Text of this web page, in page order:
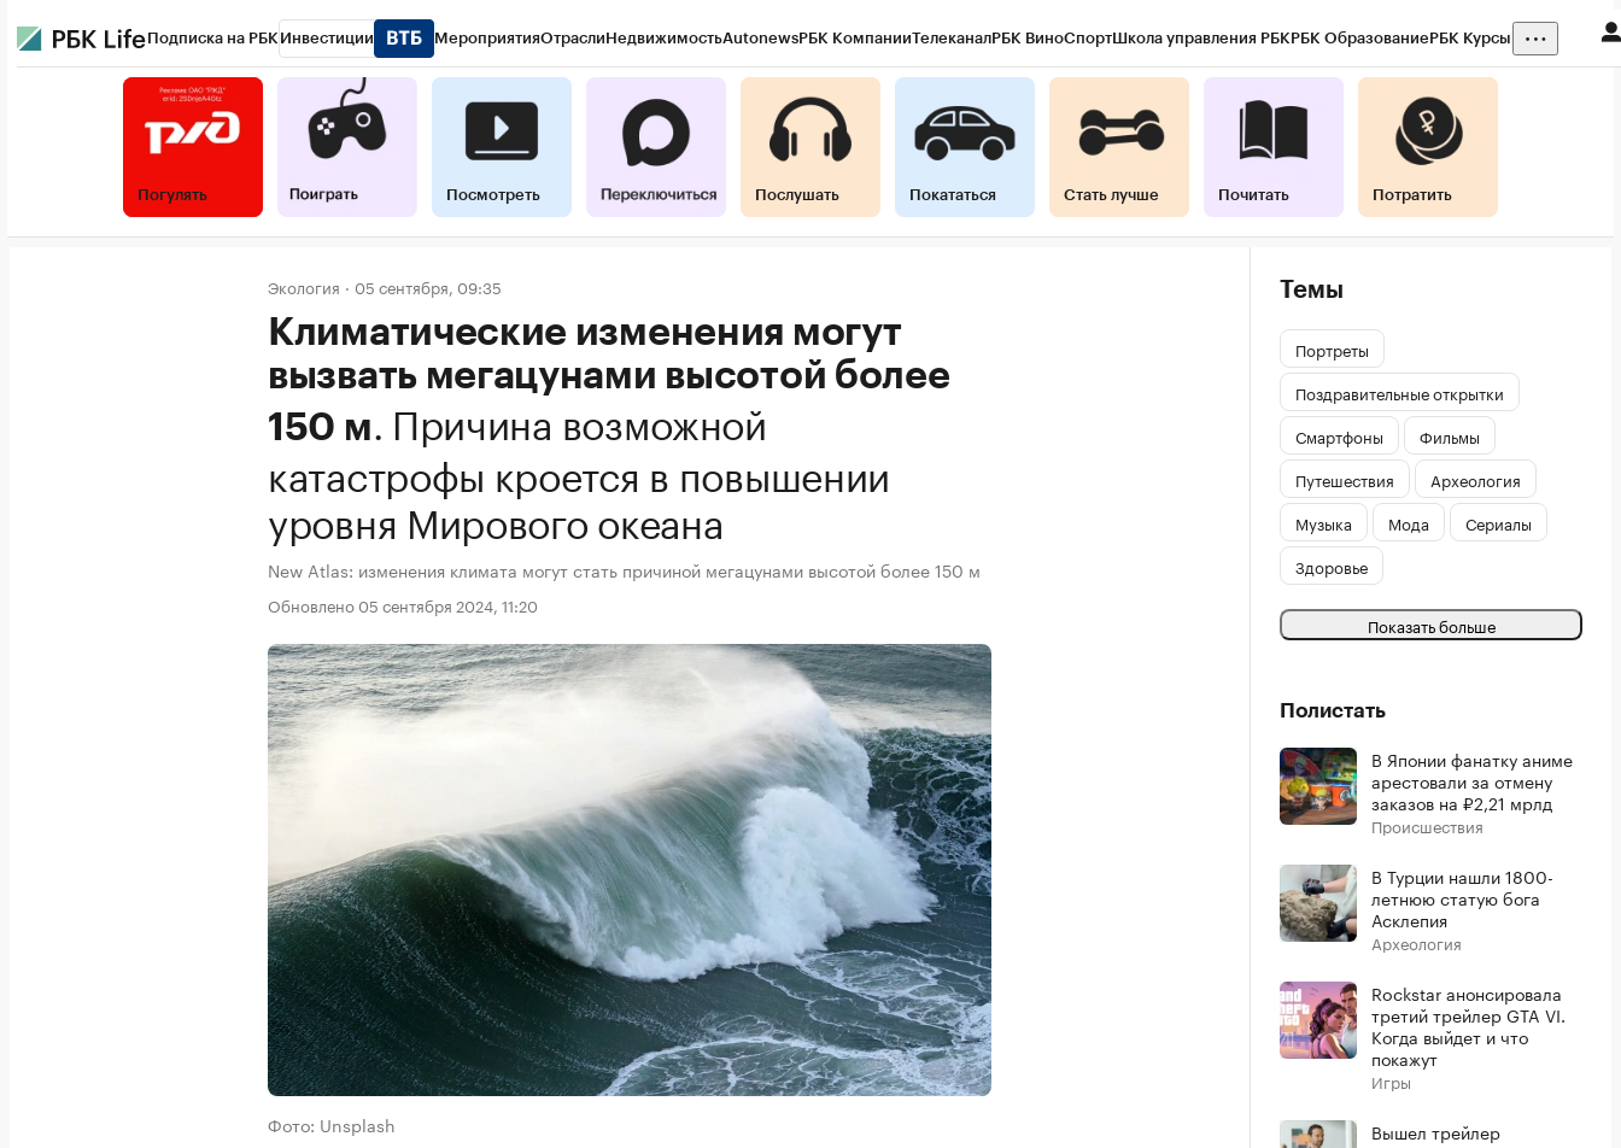
Подписка на РБК Инвестиции МероприятияОтраслиНедвижимостьAutonewsРБК КомпанииТелеканалРБК ВиноСпортШкола управления РБКРБК ОбразованиеРБК Курсы
Погулять Посмотреть Послушать Покататься Стать лучше Почитать Потратить
Экология 05 сентября, 09:35
Климатические изменения могут
вызвать мегацунами высотой более
150 м. Причина возможной
катастрофы кроется в повышении
уровня Мирового океана
New Atlas: изменения климата могут стать причиной мегацунами высотой более 150 м
Обновлено 05 сентября 2024, 11:20
Фото: Unsplash
Темы
Портреты
Поздравительные открытки
Смартфоны
Фильмы
Путешествия
Археология
Музыка
Мода
Сериалы
Здоровье
Показать больше
Полистать
В Японии фанатку аниме
арестовали за отмену
заказов на ₽2,21 мрлд
Происшествия
В Турции нашли 1800-
летнюю статую бога
Асклепия
Археология
Rockstar анонсировала
третий трейлер GTA VI.
Когда выйдет и что
покажут
Игры
Вышел трейлер